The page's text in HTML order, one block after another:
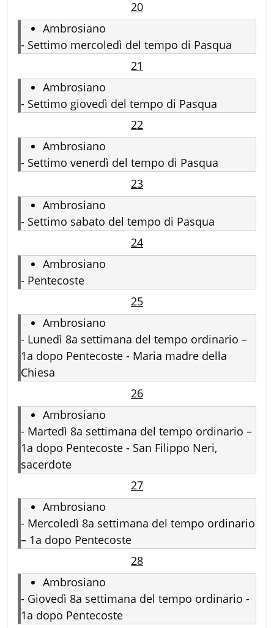
20
Ambrosiano
- Settimo mercoledì del tempo di Pasqua
21
Ambrosiano
- Settimo giovedì del tempo di Pasqua
22
Ambrosiano
- Settimo venerdì del tempo di Pasqua
23
Ambrosiano
- Settimo sabato del tempo di Pasqua
24
Ambrosiano
- Pentecoste
25
Ambrosiano
- Lunedì 8a settimana del tempo ordinario –
1a dopo Pentecoste - Maria madre della
Chiesa
26
Ambrosiano
- Martedì 8a settimana del tempo ordinario –
1a dopo Pentecoste - San Filippo Neri,
sacerdote
27
Ambrosiano
- Mercoledì 8a settimana del tempo ordinario
– 1a dopo Pentecoste
28
Ambrosiano
- Giovedì 8a settimana del tempo ordinario -
1a dopo Pentecoste